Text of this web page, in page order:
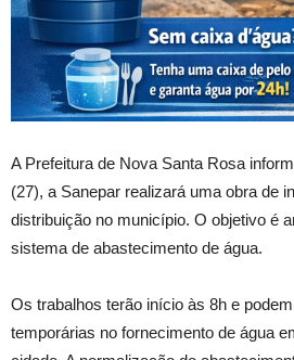
A Prefeitura de Nova Santa Rosa
(27), a Sanepar realizará uma obra de
distribuição no município. O objetivo é
sistema de abastecimento de água.
Os trabalhos terão início às 8h e
temporárias no fornecimento de água